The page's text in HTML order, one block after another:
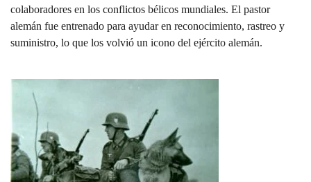
colaboradores en los conflictos bélicos mundiales. El pastor
alemán fue entrenado para ayudar en reconocimiento, rastreo y
suministro, lo que los volvió un icono del ejército alemán.